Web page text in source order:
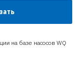
на базе насосов WQ